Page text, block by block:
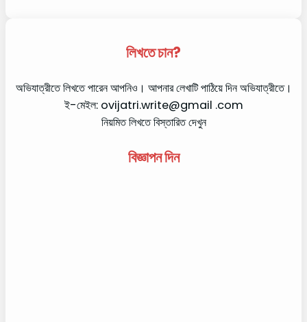
লিখতে চান?
অভিযাত্রীতে লিখতে পারেন আপনিও। আপনার লেখাটি পাঠিয়ে দিন অভিযাত্রীতে।
ই-মেইল: ovijatri.write@gmail .com
নিয়মিত লিখতে বিস্তারিত দেখুন
বিজ্ঞাপন দিন